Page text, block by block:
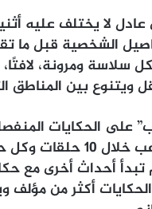
عادل لا يختلف عليه
الشخصية قبل ما
سلاسة ومرونة،
بين المناطق
على الحكايات
إطار من الاثاره
أحداث أخرى مع
أكثر من مؤلف